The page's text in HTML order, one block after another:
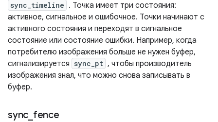
sync_timeline . Точка имеет три состояния:
активное, сигнальное и ошибочное. Точки начинают с
активного состояния и переходят в сигнальное
состояние или состояние ошибки. Например, когда
потребителю изображения больше не нужен буфер,
сигнализируется sync_pt , чтобы производитель
изображения знал, что можно снова записывать в
буфер.
sync fence